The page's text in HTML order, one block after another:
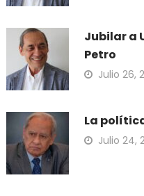
Jubilar a
Petro
Julio 26,
La
Julio 24,